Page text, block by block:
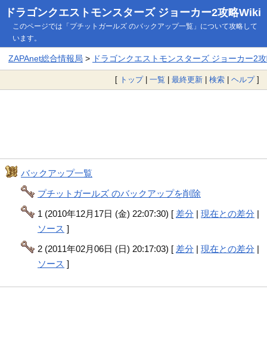
ドラゴンクエストモンスターズ ジョーカー2攻略Wiki
このページでは「プチットガールズ のバックアップ一覧」について攻略して
います。
ZAPAnet総合情報局 > ドラゴンクエストモンスターズ ジョーカー2
[ トップ| 一覧 | 最終更新 | 検索 | ヘルプ]
バックアップ一覧
プチットガールズ のバックアップを削除
1 (2010年12月17日 (金) 22:07:30) [ 差分 |現在との差分 |
ソース ]
2 (2011年02月06日 (日) 20:17:03) [ 差分 |現在との差分 |
ソース ]